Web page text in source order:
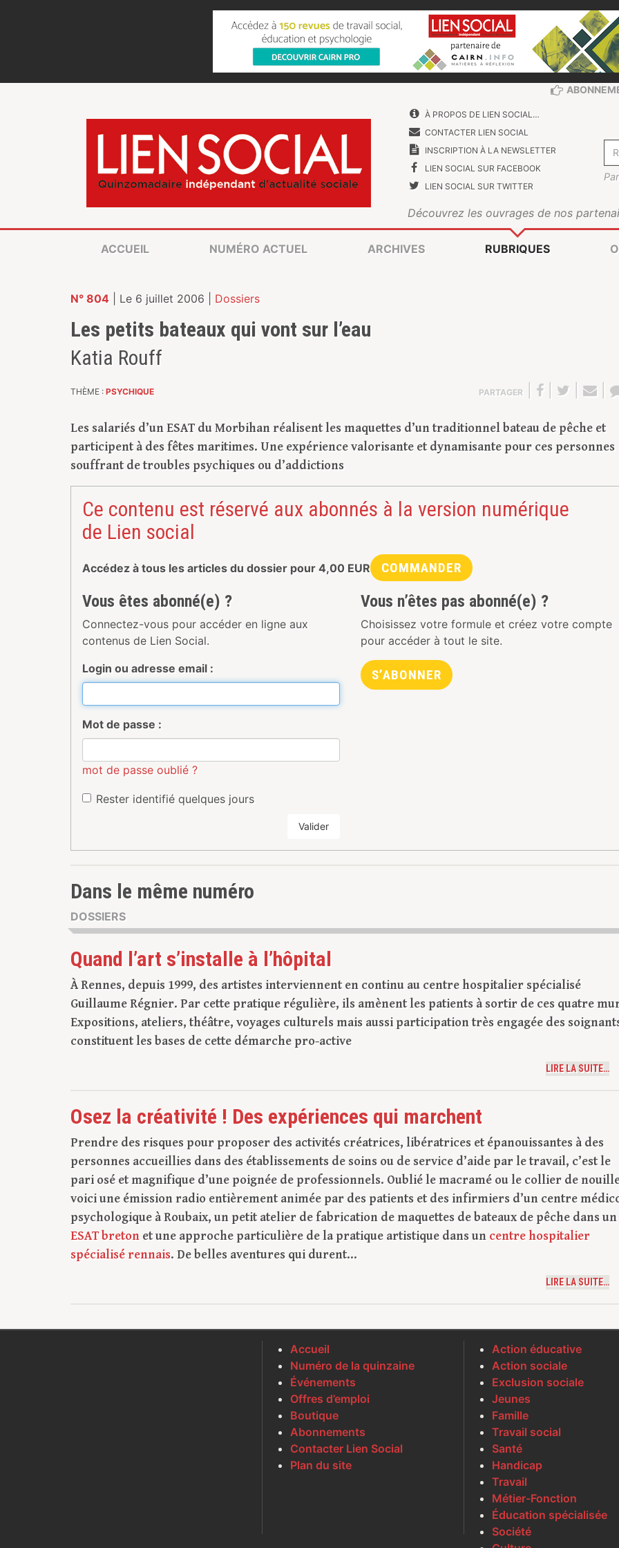
À PROPOS DE LIEN SOCIAL…
CONTACTER LIEN SOCIAL
INSCRIPTION À LA NEWSLETTER
LIEN SOCIAL SUR FACEBOOK
LIEN SOCIAL SUR TWITTER
Découvrez les ouvrages de nos
ACCUEIL NUMÉRO ACTUEL ARCHIVES RUBRIQUES
N° 804 | Le 6 juillet 2006 | Dossiers
Les petits bateaux qui vont sur l’eau
Katia Rouff
THÈME : PSYCHIQUE PARTAGER
Les salariés d’un ESAT du Morbihan réalisent les maquettes d’un traditionnel bateau de pêche et
participent à des fêtes maritimes. Une expérience valorisante et dynamisante pour ces personnes
souffrant de troubles psychiques ou d’addictions
Ce contenu est réservé aux abonnés à la version numérique
de Lien social
Accédez à tous les articles du dossier pour 4,00 EUR COMMANDER
Vous êtes abonné(e) ?
Connectez-vous pour accéder en ligne aux
contenus de Lien Social.
Login ou adresse email :
Mot de passe :
mot de passe oublié ?
Rester identifié quelques jours
Valider
Vous n’êtes pas abonné(e) ?
Choisissez votre formule et créez votre compte
pour accéder à tout le site.
S’ABONNER
Dans le même numéro
DOSSIERS
Quand l’art s’installe à l’hôpital
À Rennes, depuis 1999, des artistes interviennent en continu au centre hospitalier spécialisé
Guillaume Régnier. Par cette pratique régulière, ils amènent les patients à sortir de ces quatre
Expositions, ateliers, théâtre, voyages culturels mais aussi participation très engagée des
constituent les bases de cette démarche pro-active
LIRE LA SUITE…
Osez la créativité ! Des expériences qui marchent
Prendre des risques pour proposer des activités créatrices, libératrices et épanouissantes à des
personnes accueillies dans des établissements de soins ou de service d’aide par le travail, c’est le
pari osé et magnifique d’une poignée de professionnels. Oublié le macramé ou le collier de
voici une émission radio entièrement animée par des patients et des infirmiers d’un centre
psychologique à Roubaix, un petit atelier de fabrication de maquettes de bateaux de pêche dans un
ESAT breton et une approche particulière de la pratique artistique dans un centre hospitalier
spécialisé rennais. De belles aventures qui durent…
LIRE LA SUITE…
Accueil
Numéro de la quinzaine
Événements
Offres d’emploi
Boutique
Abonnements
Contacter Lien Social
Plan du site
Action éducative
Action sociale
Exclusion sociale
Jeunes
Famille
Travail social
Santé
Handicap
Travail
Métier-Fonction
Éducation spécialisée
Société